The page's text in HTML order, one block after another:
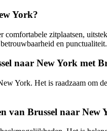
York?
zitplaatsen,
en punctualiteit.
naar New York met
York. Het is raadzaam om
van Brussel naar New